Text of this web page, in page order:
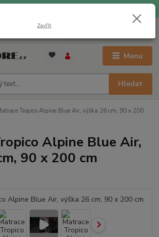
ZDARMA při nákupu nad 1000 Kč
Menu
Hledat
Tropico Alpine Blue Air, výška 26 cm, 90 x 200
Alpine Blue Air,
90 x 200 cm
Zavřít